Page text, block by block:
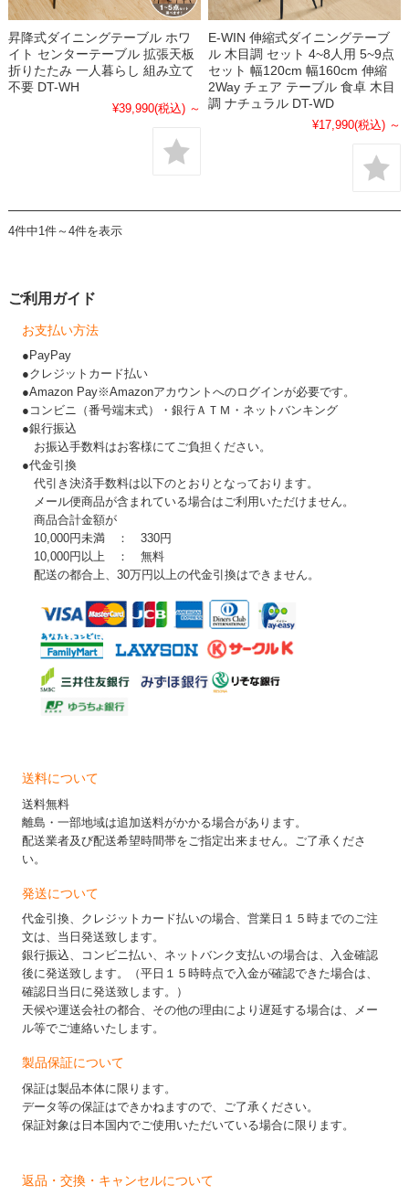
昇降式ダイニングテーブル ホワ
イト センターテーブル 拡張天板
折りたたみ 一人暮らし 組み立て
不要 DT-WH
¥39,990(税込) ～
E-WIN 伸縮式ダイニングテーブ
ル 木目調 セット 4~8人用 5~9点
セット 幅120cm 幅160cm 伸縮
2Way チェア テーブル 食卓 木目
調 ナチュラル DT-WD
¥17,990(税込) ～
4件中1件～4件を表示
ご利用ガイド
お支払い方法
●PayPay
●クレジットカード払い
●Amazon Pay※Amazonアカウントへのログインが必要です。
●コンビニ（番号端末式）・銀行ＡＴＭ・ネットバンキング
●銀行振込
お振込手数料はお客様にてご負担ください。
●代金引換
代引き決済手数料は以下のとおりとなっております。
メール便商品が含まれている場合はご利用いただけません。
商品合計金額が
10,000円未満 ： 330円
10,000円以上 ： 無料
配送の都合上、30万円以上の代金引換はできません。
送料について
送料無料
離島・一部地域は追加送料がかかる場合があります。
配送業者及び配送希望時間帯をご指定出来ません。ご了承くださ
い。
発送について
代金引換、クレジットカード払いの場合、営業日１５時までのご注
文は、当日発送致します。
銀行振込、コンビニ払い、ネットバンク支払いの場合は、入金確認
後に発送致します。（平日１５時時点で入金が確認できた場合は、
確認日当日に発送致します。）
天候や運送会社の都合、その他の理由により遅延する場合は、メー
ル等でご連絡いたします。
製品保証について
保証は製品本体に限ります。
データ等の保証はできかねますので、ご了承ください。
保証対象は日本国内でご使用いただいている場合に限ります。
返品・交換・キャンセルについて